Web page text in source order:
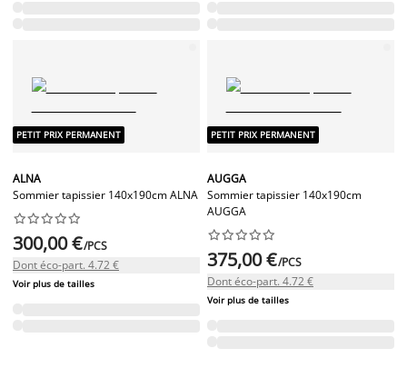
PETIT PRIX PERMANENT
ALNA
Sommier tapissier 140x190cm ALNA






300,00 €/PCS
Dont éco-part. 4.72 €
Voir plus de tailles
PETIT PRIX PERMANENT
AUGGA
Sommier tapissier 140x190cm
AUGGA






375,00 €/PCS
Dont éco-part. 4.72 €
Voir plus de tailles